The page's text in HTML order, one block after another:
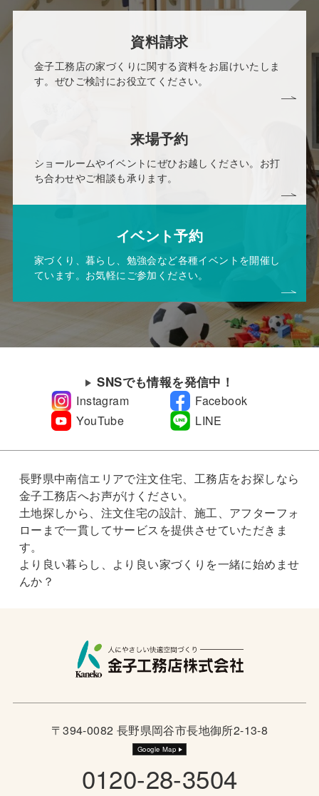
資料請求
金子工務店の家づくりに関する資料をお届けいたしま
す。ぜひご検討にお役立てください。
来場予約
ショールームやイベントにぜひお越しください。お打
ち合わせやご相談も承ります。
イベント予約
家づくり、暮らし、勉強会など各種イベントを開催し
ています。お気軽にご参加ください。
SNSでも情報を発信中！
Instagram
Facebook
YouTube
LINE
長野県中南信エリアで注文住宅、工務店をお探しなら
金子工務店へお声がけください。
土地探しから、注文住宅の設計、施工、アフターフォ
ローまで一貫してサービスを提供させていただきま
す。
より良い暮らし、より良い家づくりを一緒に始めませ
んか？
〒394-0082 長野県岡谷市長地御所2-13-8
Google Map
0120-28-3504